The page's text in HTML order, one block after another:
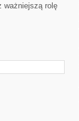
ważniejszą rolę